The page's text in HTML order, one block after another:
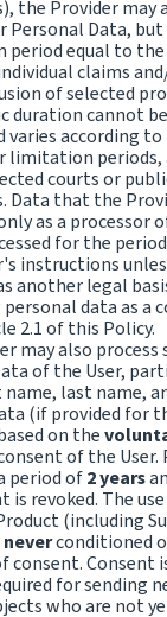
the Provider may
Personal Data,
period equal to
claims
of selected
duration cannot
varies according
limitation periods,
courts or
Data that the
as a processor
for the
instructions
another legal
personal data as a
2.1 of this Policy.
may also process
of the User,
last name,
(if provided for
on the
of the User.
period of2 years
is revoked. The
(including
neverconditioned
consent. Consent
for sending
who are not